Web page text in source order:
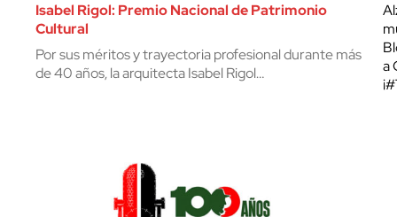
Isabel Rigol: Premio Nacional de Patrimonio
Cultural
Por sus méritos y trayectoria profesional durante más
de 40 años, la arquitecta Isabel Rigol…
a